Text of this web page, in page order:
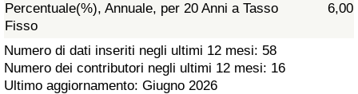
Percentuale(%), Annuale, per 20 Anni a Tasso
Fisso
6,00
Numero di dati inseriti negli ultimi 12 mesi: 58
Numero dei contributori negli ultimi 12 mesi: 16
Ultimo aggiornamento: Giugno 2026
Indice dell’Assistenza Sanitaria per
Nazione
Inquinamento